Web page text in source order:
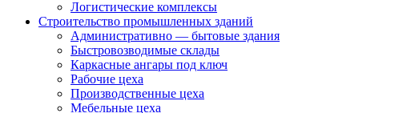
Логистические комплексы
Строительство промышленных зданий
Административно — бытовые здания
Быстровозводимые склады
Каркасные ангары под ключ
Рабочие цеха
Производственные цеха
Мебельные цеха